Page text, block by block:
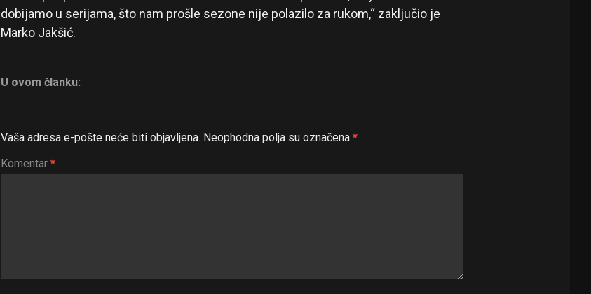
dobijamo u serijama, što nam prošle sezone nije polazilo za rukom,“ zaključio je
Marko Jakšić.
U ovom članku:
Vaša adresa e-pošte neće biti objavljena. Neophodna polja su označena *
Komentar *